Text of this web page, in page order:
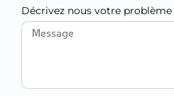
Décrivez nous votre problème